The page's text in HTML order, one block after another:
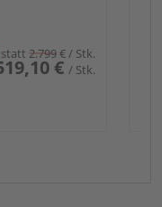
statt 2.799€/ Stk.
€ / Stk.